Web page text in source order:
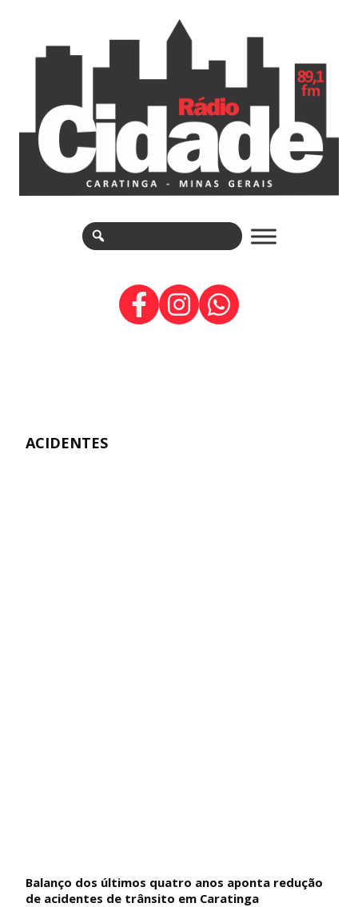
ACIDENTES
Balanço dos últimos quatro anos aponta redução
de acidentes de trânsito em Caratinga